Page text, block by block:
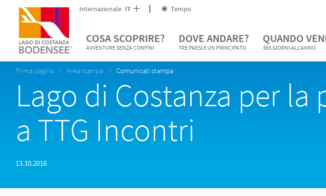
Internazionale IT Tempo
COSA SCOPRIRE?
AVVENTURE SENZA CONFINI
DOVE ANDARE?
TRE PAESI E UN PRINCIPATO
QUANDO
365 GIORNI ALL'ANNO
Prima pagina Area stampa Comunicati stampa
Lago di Costanza per la
a TTG Incontri
13.10.2016